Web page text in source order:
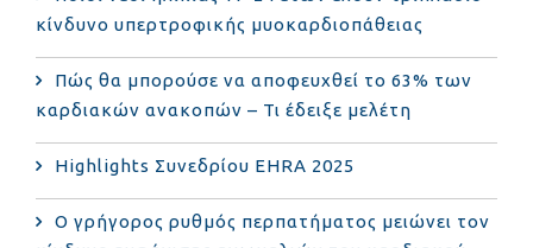
κίνδυνο υπερτροφικής μυοκαρδιοπάθειας
Πώς θα μπορούσε να αποφευχθεί το 63% των
καρδιακών ανακοπών – Τι έδειξε μελέτη
Highlights Συνεδρίου EHRA 2025
Ο γρήγορος ρυθμός περπατήματος μειώνει τον